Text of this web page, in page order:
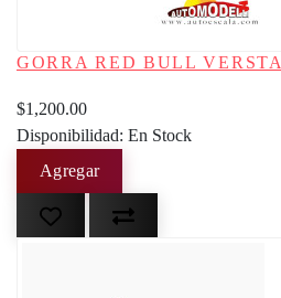
GORRA RED BULL
$1,200.00
Disponibilidad: En Stock